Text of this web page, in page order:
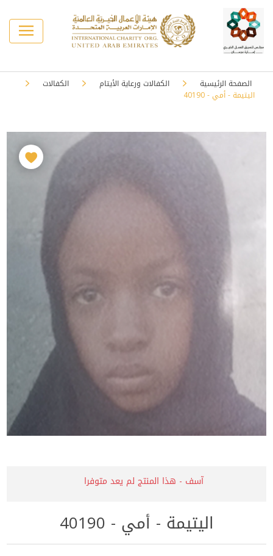
الصفحة الرئيسية الكفالات ورعاية الأيتام
الكفالات
اليتيمة - أمي - 40190
آسف - هذا المنتج لم يعد متوفرا
اليتيمة - أمي - 40190